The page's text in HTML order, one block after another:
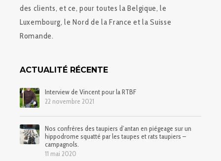
des clients, et ce, pour toutes la Belgique, le
Luxembourg, le Nord de la France et la Suisse
Romande.
ACTUALITÉ RÉCENTE
Interview de Vincent pour la RTBF
22 novembre 2021
Nos confrères des taupiers d’antan en piégeage sur un
hippodrome squatté par les taupes et rats taupiers –
campagnols.
11 mai 2020